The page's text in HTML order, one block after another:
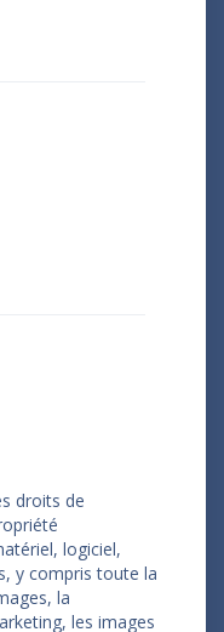
droits de
logiciel,
y compris toute la
la
les images